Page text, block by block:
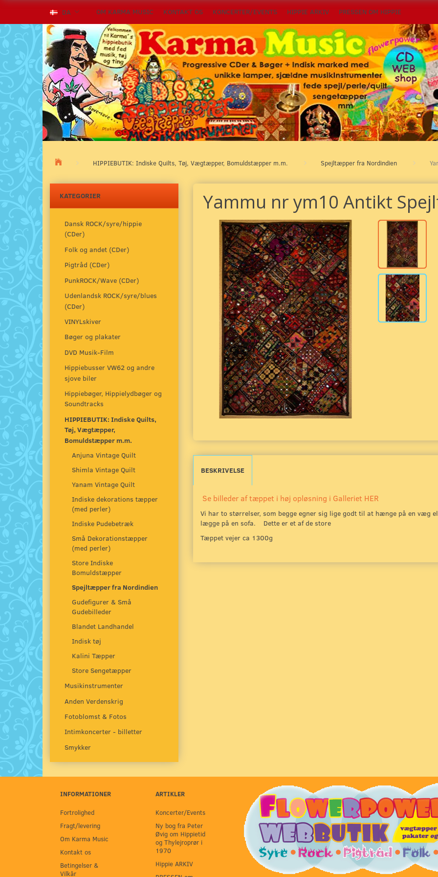
DA OM KARMA MUSIC KONTAKT OS KONCERTER/EVENTS HIPPIE ARKIV PRESSEN OM HIPPIE
HIPPIEBUTIK: Indiske Quilts, Tøj, Vægtæpper, Bomuldstæpper m.m. Spejltæpper fra Nordindien
KATEGORIER
Dansk ROCK/syre/hippie
(CDer)
Folk og andet (CDer)
Pigtråd (CDer)
PunkROCK/Wave (CDer)
Udenlandsk ROCK/syre/blues
(CDer)
VINYLskiver
Bøger og plakater
DVD Musik-Film
Hippiebusser VW62 og andre
sjove biler
Hippiebøger, Hippielydbøger og
Soundtracks
HIPPIEBUTIK: Indiske Quilts,
Tøj, Vægtæpper,
Bomuldstæpper m.m.
Anjuna Vintage Quilt
Shimla Vintage Quilt
Yanam Vintage Quilt
Indiske dekorations tæpper
(med perler)
Indiske Pudebetræk
Små Dekorationstæpper
(med perler)
Store Indiske
Bomuldstæpper
Spejltæpper fra Nordindien
Gudefigurer & Små
Gudebilleder
Blandet Landhandel
Indisk tøj
Kalini Tæpper
Store Sengetæpper
Musikinstrumenter
Anden Verdenskrig
Fotoblomst & Fotos
Intimkoncerter - billetter
Smykker
Yammu nr ym10 Antikt
BESKRIVELSE
Se billeder af tæppet i høj opløsning i Galleriet HER
Vi har to størrelser, som begge egner sig lige godt til at hænge på en væg
lægge på en sofa. Dette er et af de store
Tæppet vejer ca 1300g
INFORMATIONER
Fortrolighed
Fragt/levering
Om Karma Music
Kontakt os
Betingelser &
Vilkår
ARTIKLER
Koncerter/Events
Ny bog fra Peter
Øvig om Hippietid
og Thylejroprør i
1970
Hippie ARKIV